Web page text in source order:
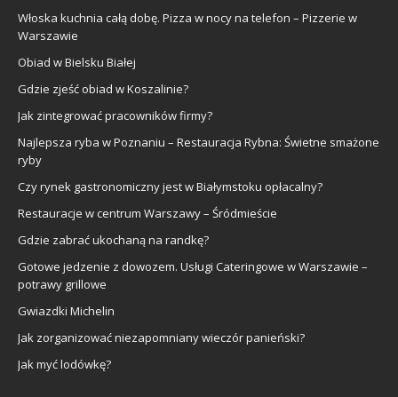
Włoska kuchnia całą dobę. Pizza w nocy na telefon – Pizzerie w
Warszawie
Obiad w Bielsku Białej
Gdzie zjeść obiad w Koszalinie?
Jak zintegrować pracowników firmy?
Najlepsza ryba w Poznaniu – Restauracja Rybna: Świetne smażone
ryby
Czy rynek gastronomiczny jest w Białymstoku opłacalny?
Restauracje w centrum Warszawy – Śródmieście
Gdzie zabrać ukochaną na randkę?
Gotowe jedzenie z dowozem. Usługi Cateringowe w Warszawie –
potrawy grillowe
Gwiazdki Michelin
Jak zorganizować niezapomniany wieczór panieński?
Jak myć lodówkę?